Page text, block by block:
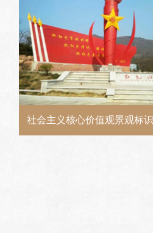
社会主义核心价值观景观标识